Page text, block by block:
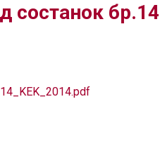
состанок